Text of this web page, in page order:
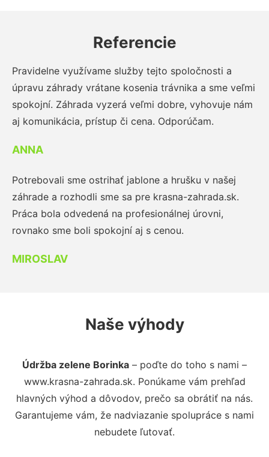
Referencie
Pravidelne využívame služby tejto spoločnosti a
úpravu záhrady vrátane kosenia trávnika a sme veľmi
spokojní. Záhrada vyzerá veľmi dobre, vyhovuje nám
aj komunikácia, prístup či cena. Odporúčam.
ANNA
Potrebovali sme ostrihať jablone a hrušku v našej
záhrade a rozhodli sme sa pre krasna-zahrada.sk.
Práca bola odvedená na profesionálnej úrovni,
rovnako sme boli spokojní aj s cenou.
MIROSLAV
Naše výhody
Údržba zelene Borinka – poďte do toho s nami –
www.krasna-zahrada.sk. Ponúkame vám prehľad
hlavných výhod a dôvodov, prečo sa obrátiť na nás.
Garantujeme vám, že nadviazanie spolupráce s nami
nebudete ľutovať.